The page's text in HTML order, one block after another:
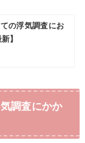
の浮気調査にお
】
調査にかか